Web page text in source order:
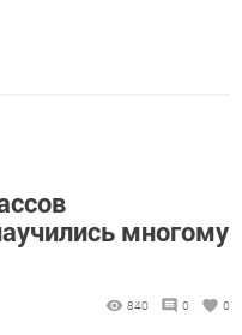
многому
840 0 0